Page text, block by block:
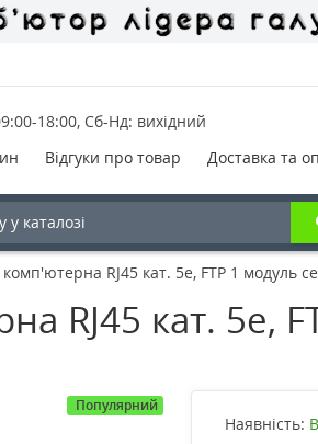
18:00, Сб-Нд: вихідний
Відгуки про товар Доставка та
комп'ютерна RJ45 кат. 5е, FTP 1 модуль
RJ45 кат. 5е,
Популярний
Наявність: